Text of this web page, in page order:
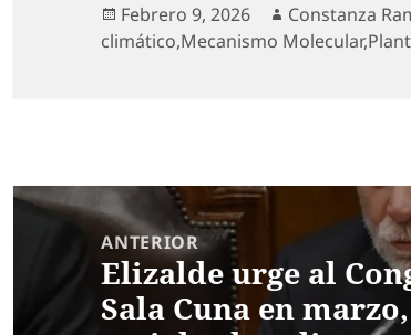
Publicado
el
Febrero 9, 2026 Autor
Constanza
climático,Mecanismo Molecular,
Navegación
entradas
ANTERIOR
Entrada
anterior:
Elizalde urge al
Sala Cuna en